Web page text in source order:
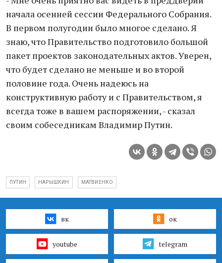
начала осенней сессии Федерального Собрания.
В первом полугодии было многое сделано. Я
знаю, что Правительство подготовило большой
пакет проектов законодательных актов. Уверен,
что будет сделано не меньше и во второй
половине года. Очень надеюсь на
конструктивную работу и с Правительством, я
всегда тоже в вашем распоряжении, - сказал
своим собеседникам Владимир Путин.
ПУТИН НАРЫШКИН МАТВИЕНКО
вк ок
youtube telegram